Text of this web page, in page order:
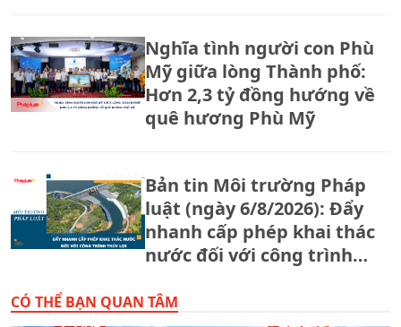
Nghĩa tình người con Phù
Mỹ giữa lòng Thành phố:
Hơn 2,3 tỷ đồng hướng về
quê hương Phù Mỹ
Bản tin Môi trường Pháp
luật (ngày 6/8/2026): Đẩy
nhanh cấp phép khai thác
nước đối với công trình
CÓ THỂ BẠN QUAN TÂM